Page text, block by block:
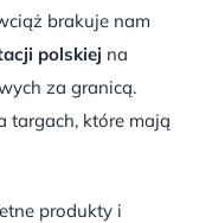
brakuje nam
polskiej na
za granicą.
targach, które mają
produkty i